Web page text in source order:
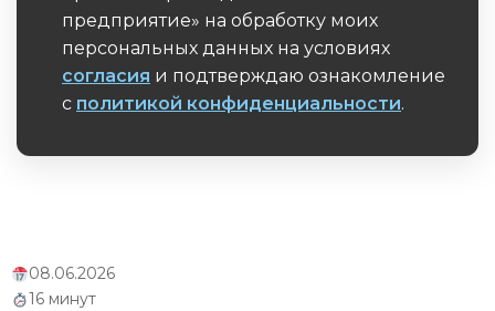
Юридические аспекты: как получить
спортивный протез по ИПРА в 2026 году
Заключение и чек-лист самоконтроля для
атлета
Часто задаваемые вопросы (FAQ)
предприятие» на обработку моих
персональных данных на условиях
согласия и подтверждаю ознакомление
с политикой конфиденциальности.
08.06.2026
16 минут